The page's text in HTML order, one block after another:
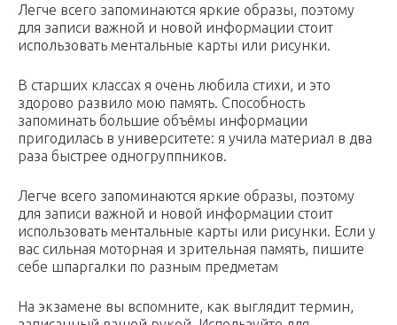
Легче всего запоминаются яркие образы, поэтому
для записи важной и новой информации стоит
использовать ментальные карты или рисунки.
В старших классах я очень любила стихи, и это
здорово развило мою память. Способность
запоминать большие объёмы информации
пригодилась в университете: я учила материал в два
раза быстрее одногруппников.
Легче всего запоминаются яркие образы, поэтому
для записи важной и новой информации стоит
использовать ментальные карты или рисунки. Если у
вас сильная моторная и зрительная память, пишите
себе шпаргалки по разным предметам
На экзамене вы вспомните, как выглядит термин,